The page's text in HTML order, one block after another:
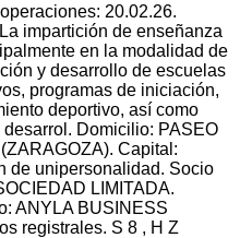
20.02.26.
impartición de enseñanza
en la modalidad de
y desarrollo de escuelas
programas de iniciación,
deportivo, así como
Domicilio: PASEO
Capital:
de unipersonalidad. Socio
LIMITADA.
ANYLA BUSINESS
registrales. S 8 , H Z